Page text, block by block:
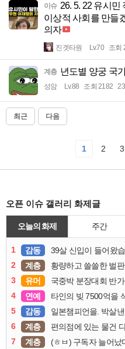
이슈 26. 5. 22 유시민
이상적 사회를 만들
의자
진겟타원 Lv.70 조회
계층 년도별 양궁 국
성암 Lv.88 조회 2182
최근 다음
1 2 3
오픈 이슈 갤러리 화제글
오늘의 화제 주간
1 감동 39살 신입이 들어왔
2
계층 황량하고 쓸쓸한 벌
3
유머 국중박 분장대회 반
4
연예 타인의 빚 7500억을
5
감동 일본챔피언을. 박살
6
계층 편의점에 있는 물건
7
계층 (ㅎㅂ) 구독자 늘어났